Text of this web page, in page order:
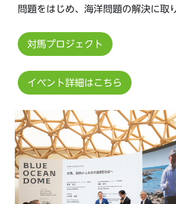
問題をはじめ、海洋問題の解決に取
対馬プロジェクト
イベント詳細はこちら